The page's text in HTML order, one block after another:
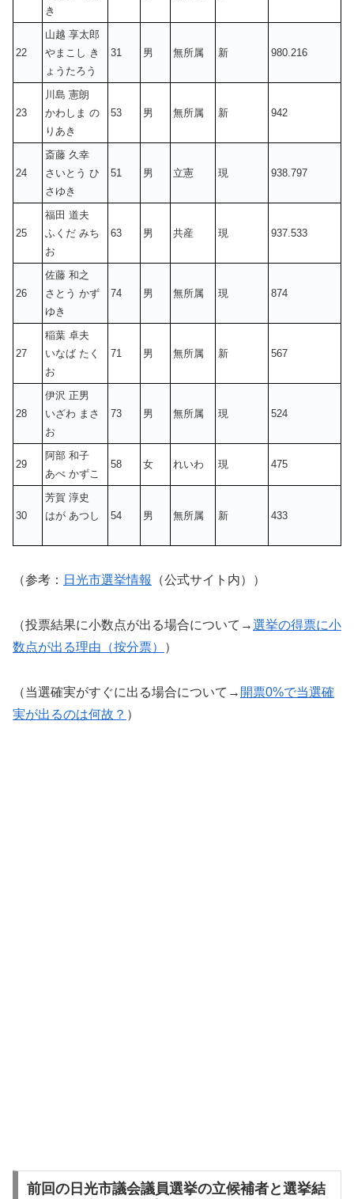
き
22
山越 享太郎
やまこし き
ょうたろう
31 男 無所属 新 980.216
23
川島 憲朗
かわしま の
りあき
53 男 無所属 新 942
24
斎藤 久幸
さいとう ひ
さゆき
51 男 立憲 現 938.797
25
福田 道夫
ふくだ みち
お
63 男 共産 現 937.533
26
佐藤 和之
さとう かず
ゆき
74 男 無所属 現 874
27
稲葉 卓夫
いなば たく
お
71 男 無所属 新 567
28
伊沢 正男
いざわ まさ
お
73 男 無所属 現 524
29
阿部 和子
あべ かずこ
58 女 れいわ 現 475
30
芳賀 淳史
はが あつし
54 男 無所属 新 433
（参考： 日光市選挙情報 （公式サイト内））
（投票結果に小数点が出る場合について→選挙の得票に小
数点が出る理由（按分票）
）
（当選確実がすぐに出る場合について→ 開票0%で当選確
実が出るのは何故？ ）
前回の日光市議会議員選挙の立候補者と選挙結